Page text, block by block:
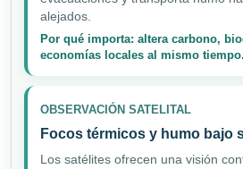
alejados.
Por qué importa: altera carbono,
economías locales al mismo tiempo.
OBSERVACIÓN SATELITAL
Focos térmicos y humo bajo
Los satélites ofrecen una visión